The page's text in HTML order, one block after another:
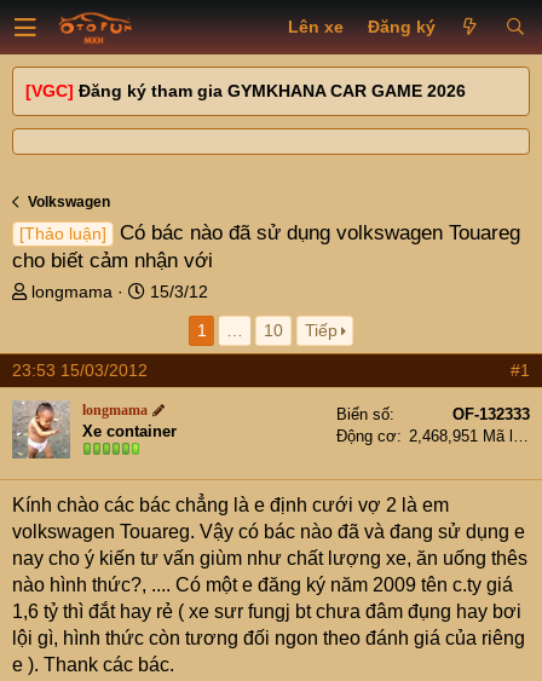
Lên xe Đăng ký
[VGC] Đăng ký tham gia GYMKHANA CAR GAME 2026
Volkswagen
[Thảo luận]
Có bác nào đã sử dụng volkswagen Touareg
cho biết cảm nhận với
T
e
a
d
s
t
r
t
e
r
longmama
N
y
ử
i
15/3/12
1
10 Tiếp
23:53 15/03/2012 #1
longmama
Xe container
Biển số
OF-132333
Động cơ
2,468,951 Mã lực
Kính chào các bác chẳng là e định cưới vợ 2 là em
volkswagen Touareg. Vậy có bác nào đã và đang sử dụng e
nay cho ý kiến tư vấn giùm như chất lượng xe, ăn uống thês
nào hình thức?, .... Có một e đăng ký năm 2009 tên c.ty giá
1,6 tỷ thì đắt hay rẻ ( xe sưr fungj bt chưa đâm đụng hay bơi
lội gì, hình thức còn tương đối ngon theo đánh giá của riêng
e ). Thank các bác.